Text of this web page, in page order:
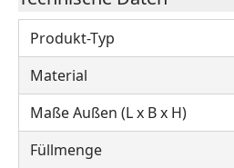
Produkt-Typ
Material
Maße Außen (L x B x H)
Füllmenge